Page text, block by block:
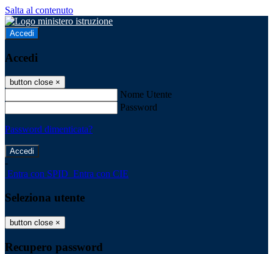
Salta al contenuto
Accedi
Accedi
button close ×
Nome Utente
Password
Password dimenticata?
-
Entra con SPID Entra con CIE
Seleziona utente
button close ×
Recupero password